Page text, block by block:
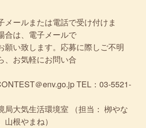
メールまたは電話で受け付けま
合は、電子メールで
願い致します。応募に際しご不明
、お気軽にお問い合
＠env.go.jp TEL：03-5521-
局大気生活環境室 （担当： 栁やな
根やまね）